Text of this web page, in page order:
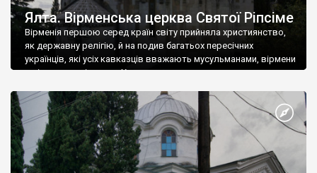
Ялта. Вірменська церква Святої Ріпсіме
Вірменія першою серед країн світу прийняла християнство,
як державну релігію, й на подив багатьох пересічних
українців, які усіх кавказців вважають мусульманами, вірмени
є відданими вірянами Христа